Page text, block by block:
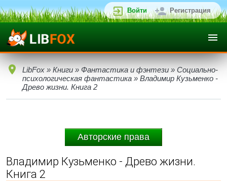
Войти Регистрация
LibFox » Книги » Фантастика и фэнтези » Социально-
психологическая фантастика » Владимир Кузьменко -
Древо жизни. Книга 2
Авторские права
Владимир Кузьменко - Древо жизни.
Книга 2